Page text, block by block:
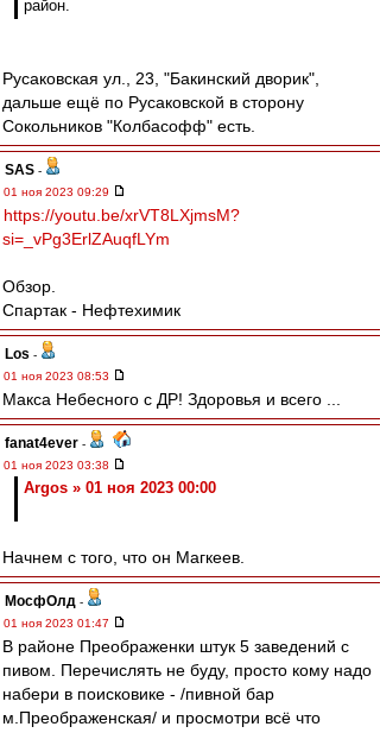
район.
Русаковская ул., 23, "Бакинский дворик",
дальше ещё по Русаковской в сторону
Сокольников "Колбасофф" есть.
SAS -
01 ноя 2023 09:29
https://youtu.be/xrVT8LXjmsM?
si=_vPg3ErlZAuqfLYm
Обзор.
Спартак - Нефтехимик
Los -
01 ноя 2023 08:53
Макса Небесного с ДР! Здоровья и всего ...
fanat4ever -
01 ноя 2023 03:38
Argos » 01 ноя 2023 00:00
Начнем с того, что он Магкеев.
МосфОлд -
01 ноя 2023 01:47
В районе Преображенки штук 5 заведений с
пивом. Перечислять не буду, просто кому надо
набери в поисковике - /пивной бар
м.Преображенская/ и просмотри всё что